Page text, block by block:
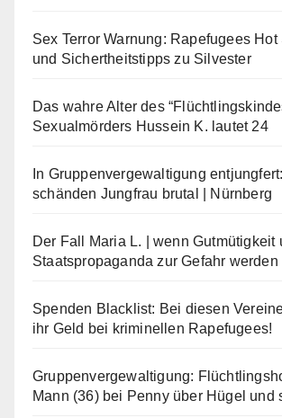
Sex Terror Warnung: Rapefugees Hot
und Sichertheitstipps zu Silvester
Das wahre Alter des
Sexualmörders Hussein K. lautet 24
In Gruppenvergewaltigung
schänden Jungfrau brutal | Nürnberg
Der Fall Maria L. | wenn Gutmütigkeit
Staatspropaganda zur Gefahr werden
Spenden Blacklist: Bei diesen
ihr Geld bei kriminellen Rapefugees!
Gruppenvergewaltigung:
Mann (36) bei Penny über Hügel und